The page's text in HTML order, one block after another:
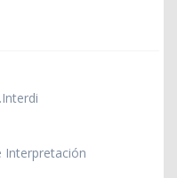
Interpretación